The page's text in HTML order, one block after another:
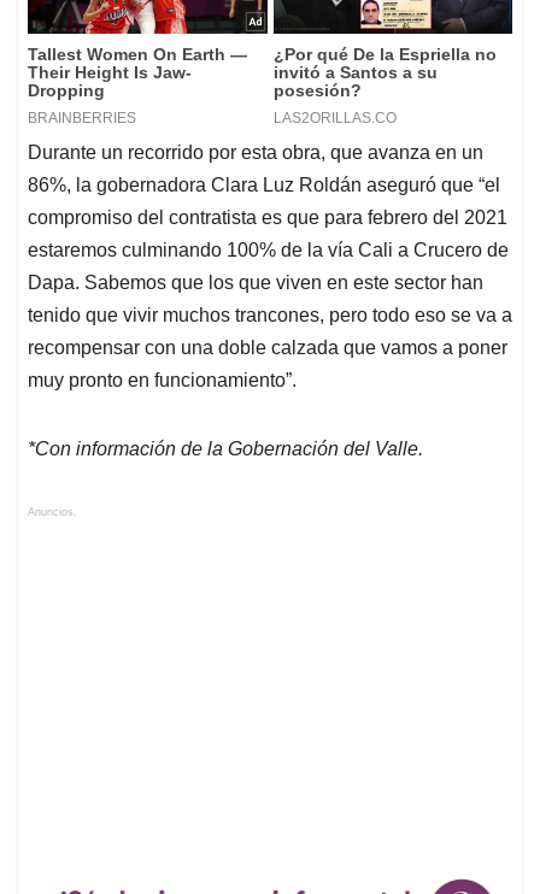
Durante un recorrido por esta obra, que avanza en un
86%, la gobernadora Clara Luz Roldán aseguró que “el
compromiso del contratista es que para febrero del 2021
estaremos culminando 100% de la vía Cali a Crucero de
Dapa. Sabemos que los que viven en este sector han
tenido que vivir muchos trancones, pero todo eso se va a
recompensar con una doble calzada que vamos a poner
muy pronto en funcionamiento”.
*Con información de la Gobernación del Valle.
Anuncios.